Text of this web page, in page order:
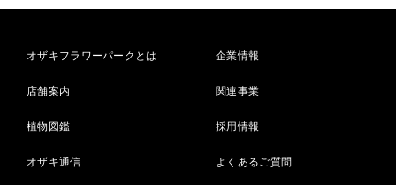
オザキフラワーパークとは
店舗案内
植物図鑑
オザキ通信
企業情報
関連事業
採用情報
よくあるご質問